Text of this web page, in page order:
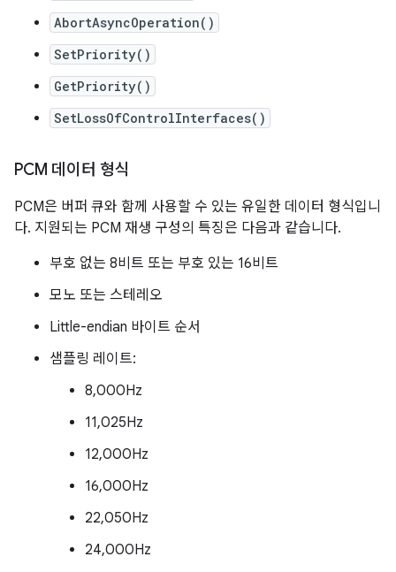
AbortAsyncOperation()
SetPriority()
GetPriority()
SetLossOfControlInterfaces()
PCM 데이터 형식
PCM은 버퍼 큐와 함께 사용할 수 있는 유일한 데이터 형식입니
다. 지원되는 PCM 재생 구성의 특징은 다음과 같습니다.
부호 없는 8비트 또는 부호 있는 16비트
모노 또는 스테레오
Little-endian 바이트 순서
샘플링 레이트:
8,000Hz
11,025Hz
12,000Hz
16,000Hz
22,050Hz
24,000Hz